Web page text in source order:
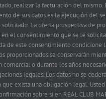
realizar la facturación del mismo.
de sus datos es la ejecución del
La oferta prospectiva de
en el consentimiento que se le
de este consentimiento condicione
proporcionados se conservarán
comercial o durante los años
legales. Los datos no se
que exista una obligación legal.
sobre si en REAL CLUB